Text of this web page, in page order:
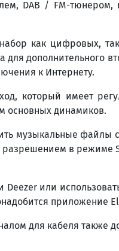
DAB / FM-тюнером,
как цифровых,
дополнительного
к Интернету.
который имеет
основных динамиков.
музыкальные
в режиме
или
приложение
для кабеля также